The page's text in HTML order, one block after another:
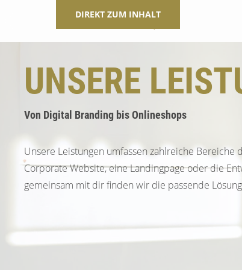
DIREKT ZUM INHALT
UNSERE
Von Digital Branding bis Onlineshops
Unsere Leistungen umfassen zahlreiche Bereiche
Corporate Website, eine Landingpage oder die
gemeinsam mit dir finden wir die passende